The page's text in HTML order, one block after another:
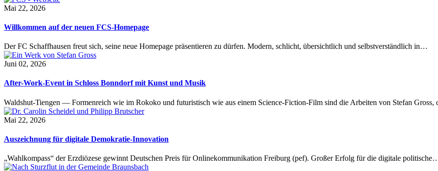
Mai 22, 2026
Willkommen auf der neuen FCS-Homepage
Der FC Schaffhausen freut sich, seine neue Homepage präsentieren zu dürfen. Modern, schlicht, übersichtlich und selbstverständlich in…
Juni 02, 2026
After-Work-Event in Schloss Bonndorf mit Kunst und Musik
Waldshut-Tiengen — Formenreich wie im Rokoko und futuristisch wie aus einem Science-Fiction-Film sind die Arbeiten von Stefan
Mai 22, 2026
Auszeichnung für digitale Demokratie-Innovation
„Wahlkompass“ der Erzdiözese gewinnt Deutschen Preis für Onlinekommunikation Freiburg (pef). Großer Erfolg für die digitale